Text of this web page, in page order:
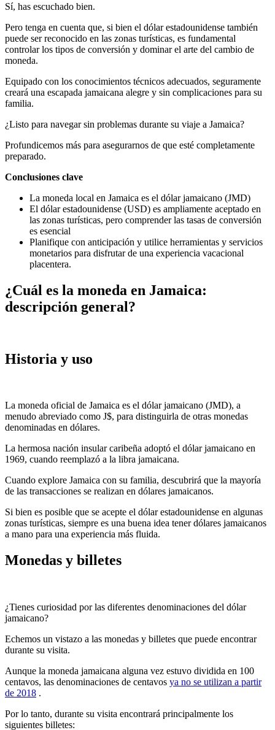
Sí, has escuchado bien.
Pero tenga en cuenta que, si bien el dólar estadounidense también
puede ser reconocido en las zonas turísticas, es fundamental
controlar los tipos de conversión y dominar el arte del cambio de
moneda.
Equipado con los conocimientos técnicos adecuados, seguramente
creará una escapada jamaicana alegre y sin complicaciones para su
familia.
¿Listo para navegar sin problemas durante su viaje a Jamaica?
Profundicemos más para asegurarnos de que esté completamente
preparado.
Conclusiones clave
La moneda local en Jamaica es el dólar jamaicano (JMD)
El dólar estadounidense (USD) es ampliamente aceptado en
las zonas turísticas, pero comprender las tasas de conversión
es esencial
Planifique con anticipación y utilice herramientas y servicios
monetarios para disfrutar de una experiencia vacacional
placentera.
¿Cuál es la moneda en Jamaica:
descripción general?
Historia y uso
La moneda oficial de Jamaica es el dólar jamaicano (JMD), a
menudo abreviado como J$, para distinguirla de otras monedas
denominadas en dólares.
La hermosa nación insular caribeña adoptó el dólar jamaicano en
1969, cuando reemplazó a la libra jamaicana.
Cuando explore Jamaica con su familia, descubrirá que la mayoría
de las transacciones se realizan en dólares jamaicanos.
Si bien es posible que se acepte el dólar estadounidense en algunas
zonas turísticas, siempre es una buena idea tener dólares jamaicanos
a mano para una experiencia más fluida.
Monedas y billetes
¿Tienes curiosidad por las diferentes denominaciones del dólar
jamaicano?
Echemos un vistazo a las monedas y billetes que puede encontrar
durante su visita.
Aunque la moneda jamaicana alguna vez estuvo dividida en 100
centavos, las denominaciones de centavos ya no se utilizan a partir
de 2018 .
Por lo tanto, durante su visita encontrará principalmente los
siguientes billetes: